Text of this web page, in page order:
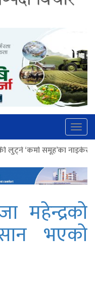
नाइकेसहित पाँच पक्राउ >>
महेन्द्रको
भएको